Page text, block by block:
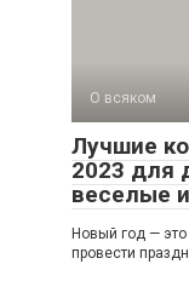
О всяком
Лучшие
2023 для
веселые
Новый год —
провести